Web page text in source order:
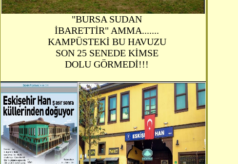
"BURSA SUDAN
İBARETTİR" AMMA.......
KAMPÜSTEKİ BU HAVUZU
SON 25 SENEDE KİMSE
DOLU GÖRMEDİ!!!